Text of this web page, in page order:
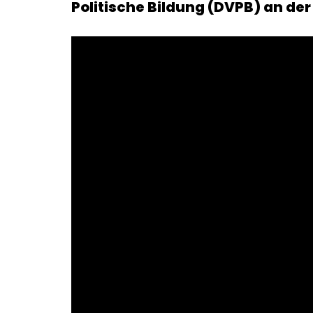
Politische Bildung (DVPB) an